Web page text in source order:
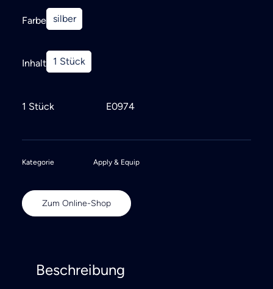
Farbe silber
Inhalt 1 Stück
1 Stück E0974
Kategorie Apply & Equip
Zum Online-Shop
Beschreibung